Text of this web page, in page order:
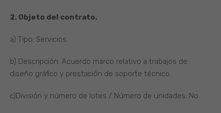
2. Objeto del contrato.
a) Tipo: Servicios.
b) Descripción: Acuerdo marco relativo a trabajos de
diseño gráfico y prestación de soporte técnico.
c)División y número de lotes / Número de unidades: No.